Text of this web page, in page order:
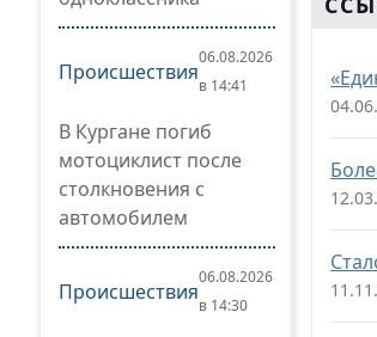
Происшествия
06.08.2026
в 14:41
В Кургане погиб
мотоциклист после
столкновения с
автомобилем
Происшествия
06.08.2026
в 14:30